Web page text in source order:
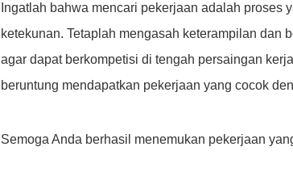
Ingatlah bahwa mencari pekerjaan adalah proses
ketekunan. Tetaplah mengasah keterampilan dan
agar dapat berkompetisi di tengah persaingan
beruntung mendapatkan pekerjaan yang cocok
Semoga Anda berhasil menemukan pekerjaan